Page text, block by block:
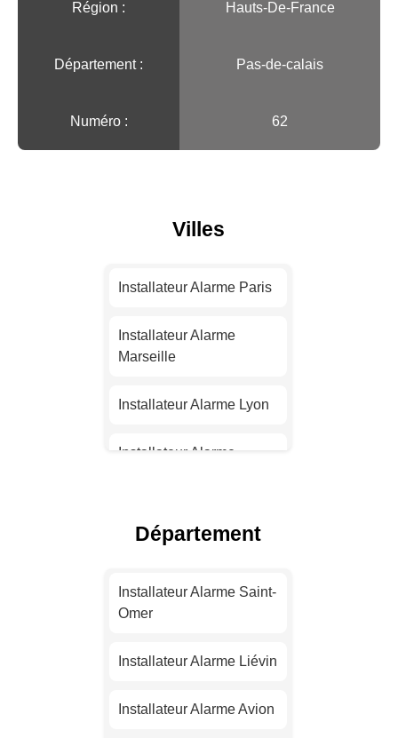
Région :️ Hauts-De-France
Département : Pas-de-calais
Numéro : 62
Villes
Installateur Alarme Paris
Installateur Alarme
Marseille
Installateur Alarme Lyon
Installateur Alarme
Installateur Alarme Nice
Nantes
Strasbourg
Installateur Alarme
Département
Installateur Alarme Saint-
Omer
Installateur Alarme Liévin
Installateur Alarme Avion